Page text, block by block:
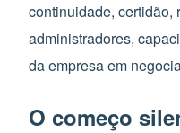
continuidade,
administradores,
da empresa em
O começo